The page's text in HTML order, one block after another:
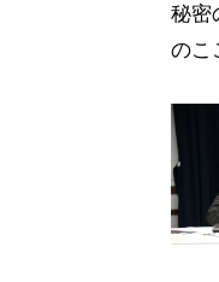
秘密
のこ